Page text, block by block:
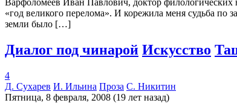
«год великого перелома». И корежила меня судьба
земли было […]
Диалог под чинарой Искусство
4
Д. Сухарев И. Ильина Проза С. Никитин
Пятница, 8 февраля, 2008 (19 лет назад)